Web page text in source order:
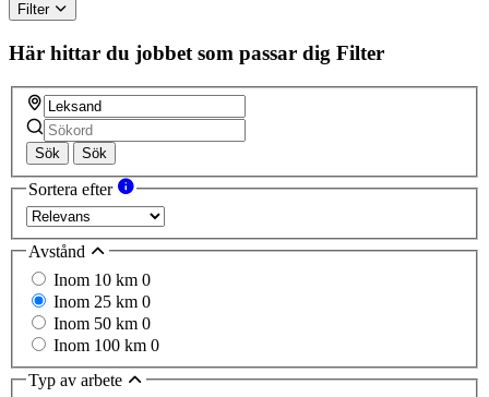
Filter
Här hittar du jobbet som passar dig Filter
Sök Sök
Sortera efter
Avstånd
Inom 10 km 0
Inom 25 km 0
Inom 50 km 0
Inom 100 km 0
Typ av arbete